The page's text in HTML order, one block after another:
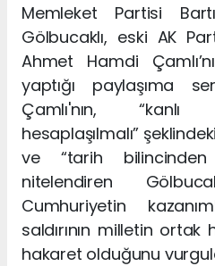
Memleket Partisi
Gölbucaklı, eski AK
Ahmet Hamdi
yaptığı paylaşıma
Çamlı'nın,
hesaplaşılmalı”
ve “tarih bilincinden
nitelendiren
Cumhuriyetin
saldırının milletin ortak
hakaret olduğunu